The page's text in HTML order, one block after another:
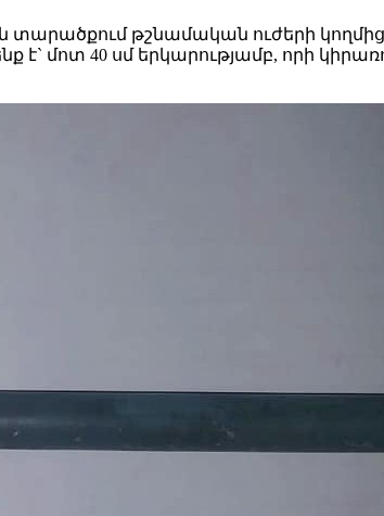
թշնամական ուժերի
է` մոտ 40 սմ երկարությամբ, որի